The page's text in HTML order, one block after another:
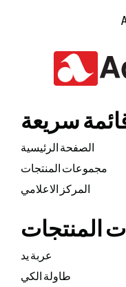
سريعة
الصفحة الرئيسية
مجموعات المنتجات
المركز الاعلامي
المنتجات
عربة يد
طاولة الكي